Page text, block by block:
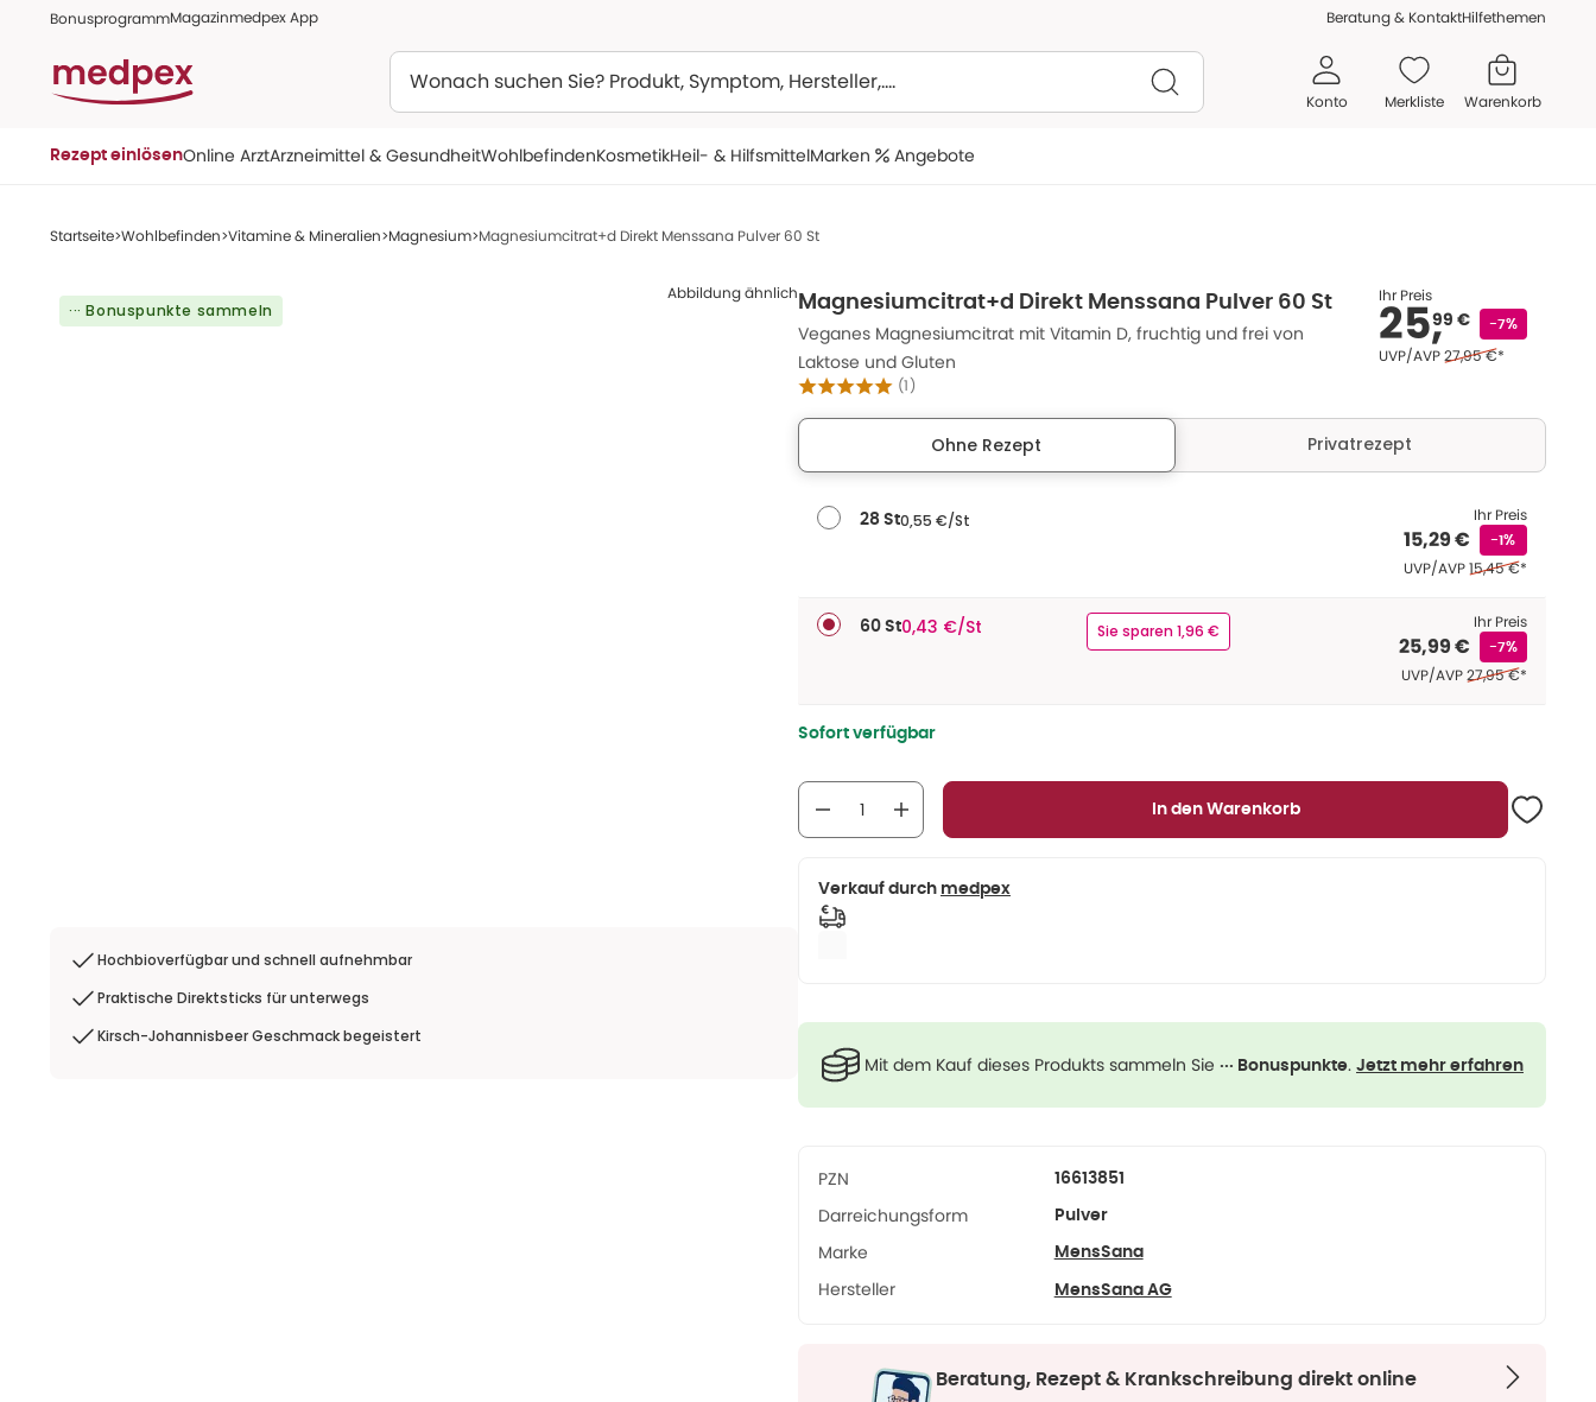
BonusprogrammMagazinmedpex App Beratung & KontaktHilfethemen
Konto Merkliste Warenkorb
Rezept einlösenOnline ArztArzneimittel & GesundheitWohlbefindenKosmetikHeil- & HilfsmittelMarken Angebote
Startseite Wohlbefinden Vitamine & Mineralien Magnesium Magnesiumcitrat+d Direkt Menssana Pulver 60 St
··· Bonuspunkte sammeln
Abbildung ähnlich
Hochbioverfügbar und schnell aufnehmbar
Praktische Direktsticks für unterwegs
Kirsch-Johannisbeer Geschmack begeistert
Magnesiumcitrat+d Direkt Menssana Pulver 60 St
Veganes Magnesiumcitrat mit Vitamin D, fruchtig und frei von
Laktose und Gluten
(1)
Ihr Preis
25,99 € -7%
UVP/AVPEhemaliger Preis (U V
27,95 €*
Ohne Rezept Privatrezept
28 St0,55 €/St Ihr Preis
15,29 € -1%
UVP/AVPEhemaliger Preis
15,45 €*
60 St0,43 €/St Sie sparen 1,96 € Ihr Preis
25,99 € -7%
UVP/AVPEhemaliger Preis
27,95 €*
Sofort verfügbar
In den Warenkorb
Verkauf durch medpex
Mit dem Kauf dieses Produkts sammeln Sie ··· Bonuspunkte. Jetzt mehr erfahren
PZN 16613851
Darreichungsform Pulver
Marke MensSana
Hersteller MensSana AG
Beratung, Rezept & Krankschreibung direkt online